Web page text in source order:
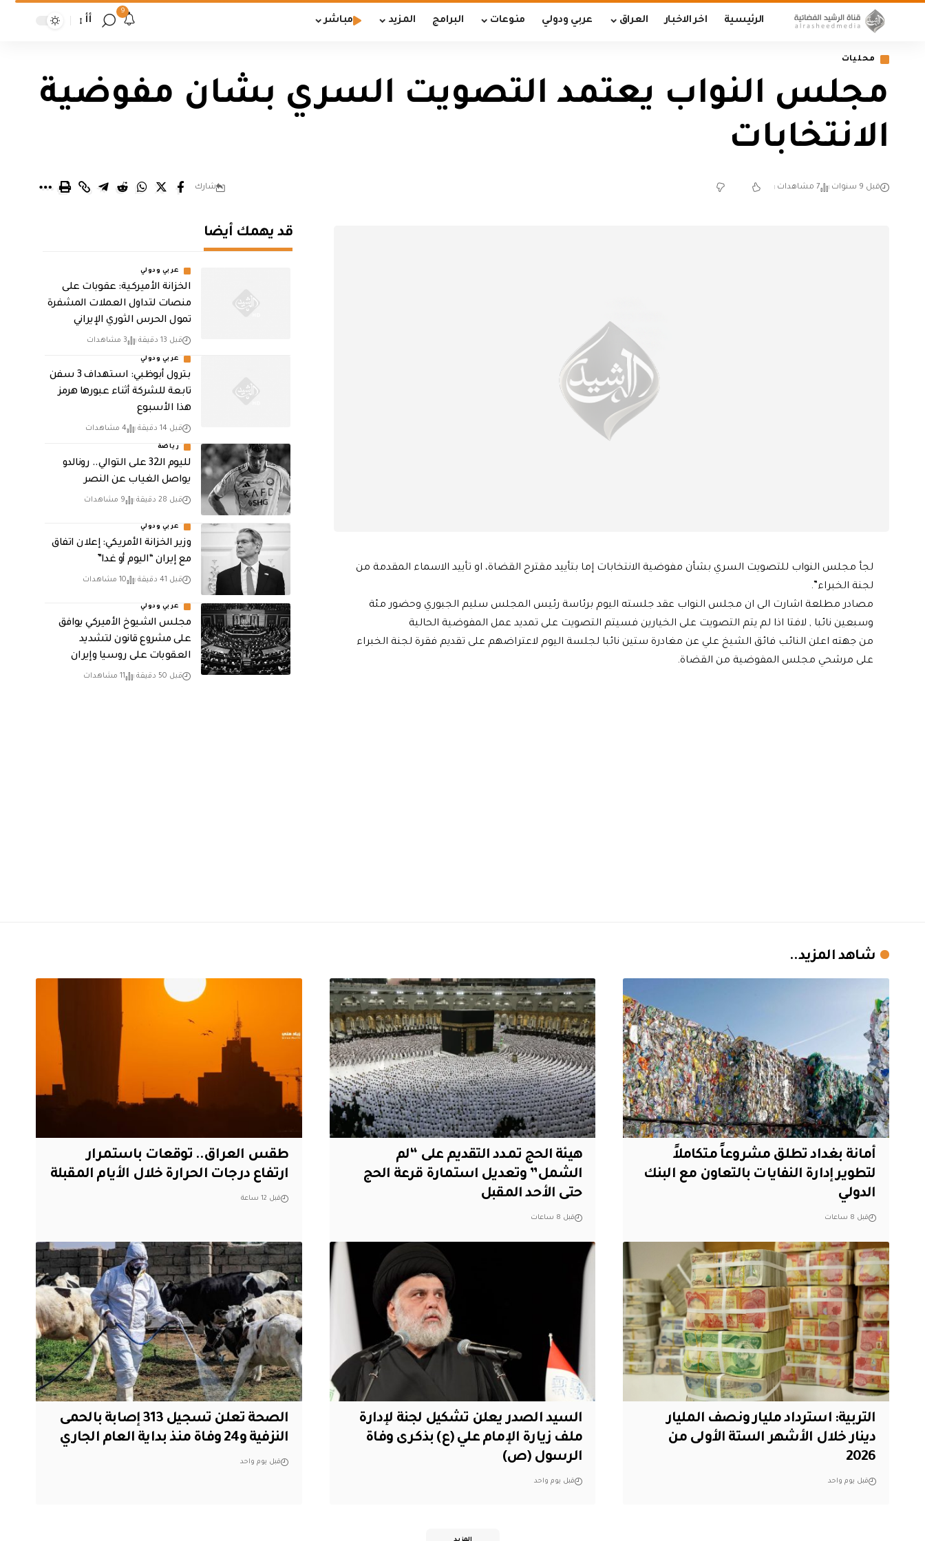
الرئيسية اخر الاخبار العراق عربي ودولي منوعات البرامج المزيد مباشر
9
أأ
محليات
مجلس النواب يعتمد التصويت السري بشان مفوضية
الانتخابات
قبل 9 سنوات 7 مشاهدات شارك
لجأ مجلس النواب للتصويت السري بشأن مفوضية الانتخابات إما بتأييد مقترح القضاة، او تأييد الاسماء المقدمة من
لجنة الخبراء”.
مصادر مطلعة اشارت الى ان مجلس النواب عقد جلسته اليوم برئاسة رئيس المجلس سليم الجبوري وحضور مئة
وسبعين نائبا , لافتا اذا لم يتم التصويت على الخيارين فسيتم التصويت على تمديد عمل المفوضية الحالية
من جهته اعلن النائب فائق الشيخ علي عن مغادرة ستين نائبا لجلسة اليوم لاعتراضهم على تقديم فقرة لجنة الخبراء
على مرشحي مجلس المفوضية من القضاة.
قد يهمك أيضا
عربي ودولي
الخزانة الأميركية: عقوبات على
منصات لتداول العملات المشفرة
تمول الحرس الثوري الإيراني
قبل 13 دقيقة 3 مشاهدات
عربي ودولي
بترول أبوظبي: استهداف 3 سفن
تابعة للشركة أثناء عبورها هرمز
هذا الأسبوع
قبل 14 دقيقة 4 مشاهدات
رياضة
لليوم الـ32 على التوالي.. رونالدو
يواصل الغياب عن النصر
قبل 28 دقيقة 9 مشاهدات
عربي ودولي
وزير الخزانة الأمريكي: إعلان اتفاق
مع إيران “اليوم أو غدا”
قبل 41 دقيقة 10 مشاهدات
عربي ودولي
مجلس الشيوخ الأميركي يوافق
على مشروع قانون لتشديد
العقوبات على روسيا وإيران
قبل 50 دقيقة 11 مشاهدات
شاهد المزيد..
أمانة بغداد تطلق مشروعاً متكاملاً
لتطوير إدارة النفايات بالتعاون مع البنك
الدولي
قبل 8 ساعات
هيئة الحج تمدد التقديم على “لم
الشمل” وتعديل استمارة قرعة الحج
حتى الأحد المقبل
قبل 8 ساعات
طقس العراق.. توقعات باستمرار
ارتفاع درجات الحرارة خلال الأيام المقبلة
قبل 12 ساعة
التربية: استرداد مليار ونصف المليار
دينار خلال الأشهر الستة الأولى من
2026
قبل يوم واحد
السيد الصدر يعلن تشكيل لجنة لإدارة
ملف زيارة الإمام علي (ع) بذكرى وفاة
الرسول (ص)
قبل يوم واحد
الصحة تعلن تسجيل 313 إصابة بالحمى
النزفية و24 وفاة منذ بداية العام الجاري
قبل يوم واحد